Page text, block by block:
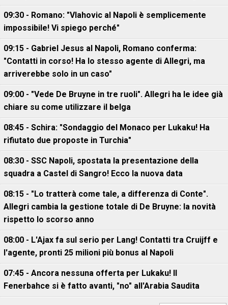
09:30 - Romano: "Vlahovic al Napoli è semplicemente
impossibile! Vi spiego perché"
09:15 - Gabriel Jesus al Napoli, Romano conferma:
"Contatti in corso! Ha lo stesso agente di Allegri, ma
arriverebbe solo in un caso"
09:00 - "Vede De Bruyne in tre ruoli". Allegri ha le idee già
chiare su come utilizzare il belga
08:45 - Schira: "Sondaggio del Monaco per Lukaku! Ha
rifiutato due proposte in Turchia"
08:30 - SSC Napoli, spostata la presentazione della
squadra a Castel di Sangro! Ecco la nuova data
08:15 - "Lo tratterà come tale, a differenza di Conte".
Allegri cambia la gestione totale di De Bruyne: la novità
rispetto lo scorso anno
08:00 - L'Ajax fa sul serio per Lang! Contatti tra Cruijff e
l'agente, pronti 25 milioni più bonus al Napoli
07:45 - Ancora nessuna offerta per Lukaku! Il
Fenerbahce si è fatto avanti, "no" all'Arabia Saudita